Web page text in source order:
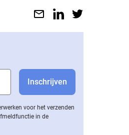
voor het verzenden
in de